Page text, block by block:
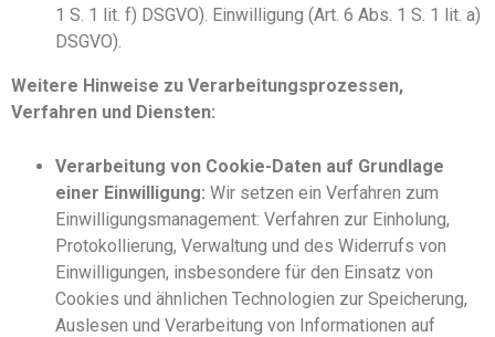
1 S. 1 lit. f) DSGVO). Einwilligung (Art. 6 Abs. 1 S. 1 lit. a)
DSGVO).
Weitere Hinweise zu Verarbeitungsprozessen,
Verfahren und Diensten:
Verarbeitung von Cookie-Daten auf Grundlage
einer Einwilligung: Wir setzen ein Verfahren zum
Einwilligungsmanagement: Verfahren zur Einholung,
Protokollierung, Verwaltung und des Widerrufs von
Einwilligungen, insbesondere für den Einsatz von
Cookies und ähnlichen Technologien zur Speicherung,
Auslesen und Verarbeitung von Informationen auf